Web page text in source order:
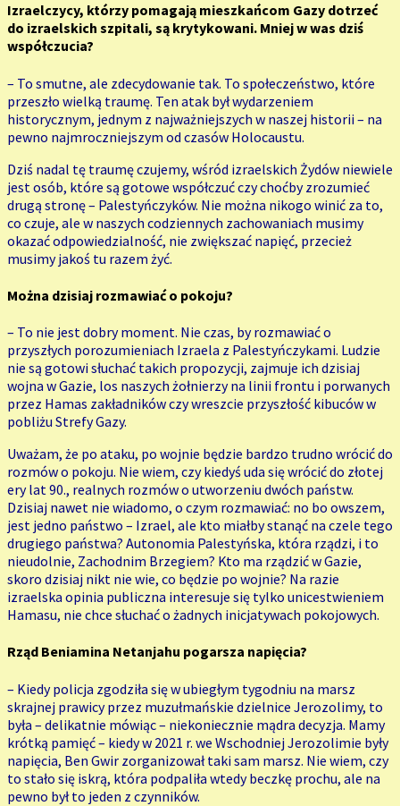
Izraelczycy, którzy pomagają mieszkańcom Gazy dotrzeć
do izraelskich szpitali, są krytykowani. Mniej w was dziś
współczucia?
– To smutne, ale zdecydowanie tak. To społeczeństwo, które
przeszło wielką traumę. Ten atak był wydarzeniem
historycznym, jednym z najważniejszych w naszej historii – na
pewno najmroczniejszym od czasów Holocaustu.
Dziś nadal tę traumę czujemy, wśród izraelskich Żydów niewiele
jest osób, które są gotowe współczuć czy choćby zrozumieć
drugą stronę – Palestyńczyków. Nie można nikogo winić za to,
co czuje, ale w naszych codziennych zachowaniach musimy
okazać odpowiedzialność, nie zwiększać napięć, przecież
musimy jakoś tu razem żyć.
Można dzisiaj rozmawiać o pokoju?
– To nie jest dobry moment. Nie czas, by rozmawiać o
przyszłych porozumieniach Izraela z Palestyńczykami. Ludzie
nie są gotowi słuchać takich propozycji, zajmuje ich dzisiaj
wojna w Gazie, los naszych żołnierzy na linii frontu i porwanych
przez Hamas zakładników czy wreszcie przyszłość kibuców w
pobliżu Strefy Gazy.
Uważam, że po ataku, po wojnie będzie bardzo trudno wrócić do
rozmów o pokoju. Nie wiem, czy kiedyś uda się wrócić do złotej
ery lat 90., realnych rozmów o utworzeniu dwóch państw.
Dzisiaj nawet nie wiadomo, o czym rozmawiać: no bo owszem,
jest jedno państwo – Izrael, ale kto miałby stanąć na czele tego
drugiego państwa? Autonomia Palestyńska, która rządzi, i to
nieudolnie, Zachodnim Brzegiem? Kto ma rządzić w Gazie,
skoro dzisiaj nikt nie wie, co będzie po wojnie? Na razie
izraelska opinia publiczna interesuje się tylko unicestwieniem
Hamasu, nie chce słuchać o żadnych inicjatywach pokojowych.
Rząd Beniamina Netanjahu pogarsza napięcia?
– Kiedy policja zgodziła się w ubiegłym tygodniu na marsz
skrajnej prawicy przez muzułmańskie dzielnice Jerozolimy, to
była – delikatnie mówiąc – niekoniecznie mądra decyzja. Mamy
krótką pamięć – kiedy w 2021 r. we Wschodniej Jerozolimie były
napięcia, Ben Gwir zorganizował taki sam marsz. Nie wiem, czy
to stało się iskrą, która podpaliła wtedy beczkę prochu, ale na
pewno był to jeden z czynników.